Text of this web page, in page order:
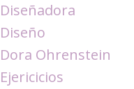
Diseñadora
Diseño
Dora Ohrenstein
Ejericicios